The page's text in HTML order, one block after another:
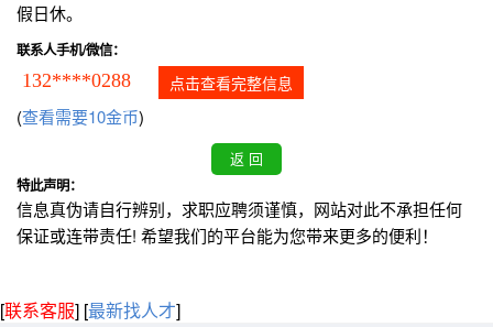
假日休。
联系人手机/微信：
132****0288 点击查看完整信息
(查看需要10金币)
特此声明：
信息真伪请自行辨别，求职应聘须谨慎，网站对此不承担任何
保证或连带责任! 希望我们的平台能为您带来更多的便利！
[联系客服] [最新找人才]